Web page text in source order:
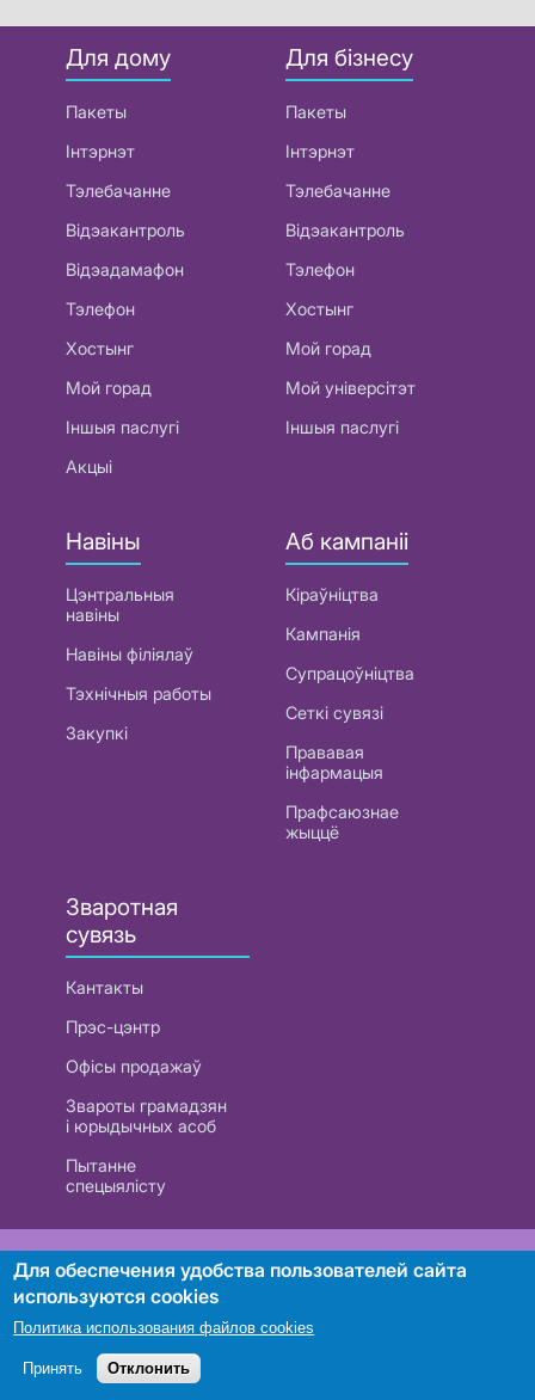
Для дому
Пакеты
Інтэрнэт
Тэлебачанне
Відэакантроль
Відэадамафон
Тэлефон
Хостынг
Мой горад
Іншыя паслугі
Акцыі
Для бізнесу
Пакеты
Інтэрнэт
Тэлебачанне
Відэакантроль
Тэлефон
Хостынг
Мой горад
Мой універсітэт
Іншыя паслугі
Навіны
Цэнтральныя
навіны
Навіны філіялаў
Тэхнічныя работы
Закупкі
Аб кампаніі
Кіраўніцтва
Кампанія
Супрацоўніцтва
Сеткі сувязі
Прававая
інфармацыя
Прафсаюзнае
жыццё
Зваротная
сувязь
Кантакты
Прэс-цэнтр
Офісы продажаў
Звароты грамадзян
і юрыдычных асоб
Пытанне
спецыялісту
РУП «Белтэлекам». УНП 101007741
Пошук
Для обеспечения удобства пользователей сайта
используются cookies
Политика использования файлов cookies
Принять Отклонить